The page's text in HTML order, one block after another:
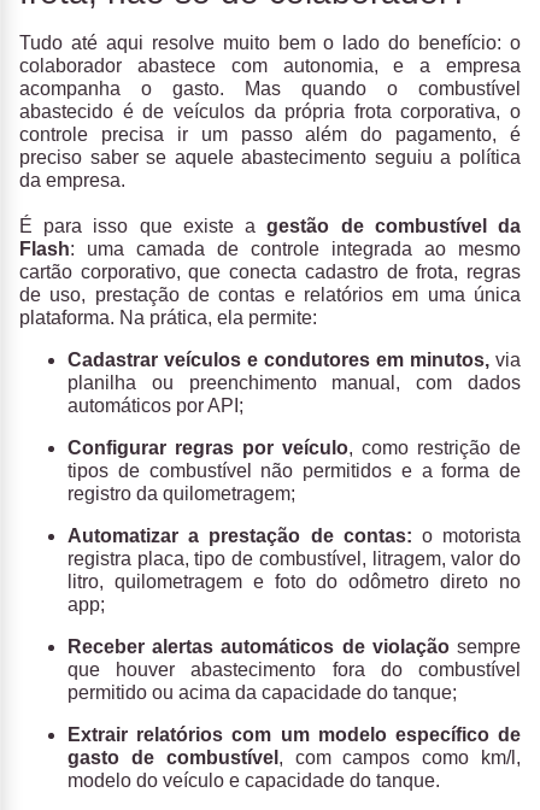
Tudo até aqui resolve muito bem o lado do benefício: o
colaborador abastece com autonomia, e a empresa
acompanha o gasto. Mas quando o combustível
abastecido é de veículos da própria frota corporativa, o
controle precisa ir um passo além do pagamento, é
preciso saber se aquele abastecimento seguiu a política
da empresa.
É para isso que existe agestão de combustível da
Flash: uma camada de controle integrada ao mesmo
cartão corporativo, que conecta cadastro de frota, regras
de uso, prestação de contas e relatórios em uma única
plataforma. Na prática, ela permite:
Cadastrar veículos e condutores em minutos, via
planilha ou preenchimento manual, com dados
automáticos por API;
Configurar regras por veículo, como restrição de
tipos de combustível não permitidos e a forma de
registro da quilometragem;
Automatizar a prestação de contas: o motorista
registra placa, tipo de combustível, litragem, valor do
litro, quilometragem e foto do odômetro direto no
app;
Receber alertas automáticos de violação sempre
que houver abastecimento fora do combustível
permitido ou acima da capacidade do tanque;
Extrair relatórios com um modelo específico de
gasto de combustível , com campos como km/l,
modelo do veículo e capacidade do tanque.